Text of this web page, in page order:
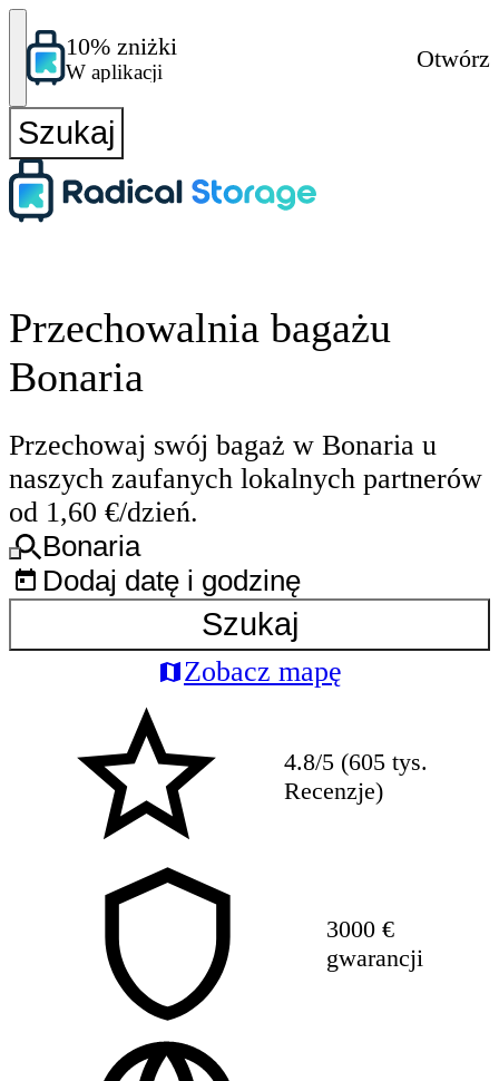
10% zniżki
W aplikacji
Otwórz
Szukaj
Przechowalnia bagażu
Bonaria
Przechowaj swój bagaż w Bonaria u
naszych zaufanych lokalnych partnerów
od 1,60 €/dzień.
Bonaria
Dodaj datę i godzinę
Szukaj
Zobacz mapę
4.8/5 (605 tys.
Recenzje)
3000 €
gwarancji